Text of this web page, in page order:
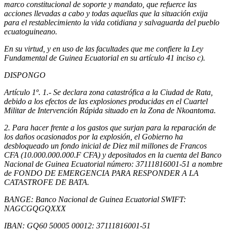
marco constitucional de soporte y mandato, que refuerce las
acciones llevadas a cabo y todas aquellas que la situación exija
para el restablecimiento la vida cotidiana y salvaguarda del pueblo
ecuatoguineano.
En su virtud, y en uso de las facultades que me confiere la Ley
Fundamental de Guinea Ecuatorial en su artículo 41 inciso c).
DISPONGO
Artículo 1º. 1.- Se declara zona catastrófica a la Ciudad de Rata,
debido a los efectos de las explosiones producidas en el Cuartel
Militar de Intervención Rápida situado en la Zona de Nkoantoma.
2. Para hacer frente a los gastos que surjan para la reparación de
los daños ocasionados por la explosión, el Gobierno ha
desbloqueado un fondo inicial de Diez mil millones de Francos
CFA (10.000.000.000.F CFA) y depositados en la cuenta del Banco
Nacional de Guinea Ecuatorial número: 37111816001-51 a nombre
de FONDO DE EMERGENCIA PARA RESPONDER A LA
CATASTROFE DE BATA.
BANGE: Banco Nacional de Guinea Ecuatorial SWIFT:
NAGCGQGQXXX
IBAN: GQ60 50005 00012: 37111816001-51